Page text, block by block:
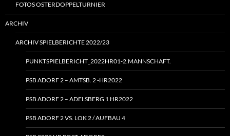
FOTOS OSTERDOPPELTURNIER
ARCHIV
ARCHIV SPIELBERICHTE 2022/23
PUNKTSPIELBERICHT_2022HR01‑2.MANNSCHAFT.
PSB ADORF 2 – AMTSB. 2 ‑HR2022
PSB ADORF 2 – ADELSBERG 1 HR2022
PSB ADORF 2 VS. LOK 2 / AUFBAU 4